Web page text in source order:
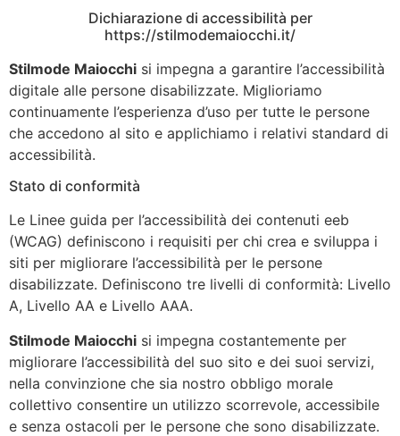
Dichiarazione di accessibilità per
https://stilmodemaiocchi.it/
Stilmode Maiocchi si impegna a garantire l’accessibilità
digitale alle persone disabilizzate. Miglioriamo
continuamente l’esperienza d’uso per tutte le persone
che accedono al sito e applichiamo i relativi standard di
accessibilità.
Stato di conformità
Le Linee guida per l’accessibilità dei contenuti eeb
(WCAG) definiscono i requisiti per chi crea e sviluppa i
siti per migliorare l’accessibilità per le persone
disabilizzate. Definiscono tre livelli di conformità: Livello
A, Livello AA e Livello AAA.
Stilmode Maiocchi si impegna costantemente per
migliorare l’accessibilità del suo sito e dei suoi servizi,
nella convinzione che sia nostro obbligo morale
collettivo consentire un utilizzo scorrevole, accessibile
e senza ostacoli per le persone che sono disabilizzate.